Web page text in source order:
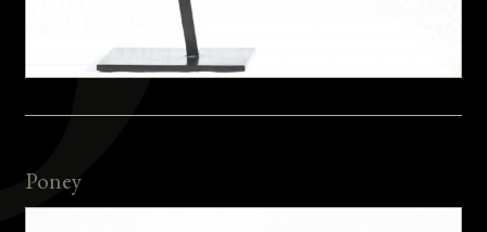
Poney